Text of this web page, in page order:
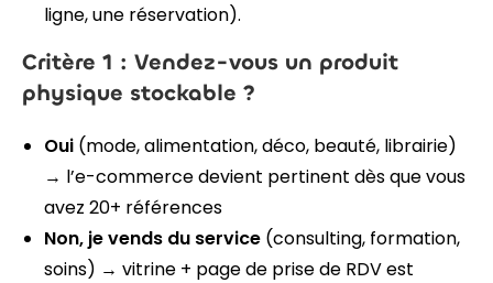
ligne, une réservation).
Critère 1 : Vendez-vous un produit
physique stockable ?
Oui (mode, alimentation, déco, beauté, librairie)
→ l’e-commerce devient pertinent dès que vous
avez 20+ références
Non, je vends du service (consulting, formation,
soins) → vitrine + page de prise de RDV est